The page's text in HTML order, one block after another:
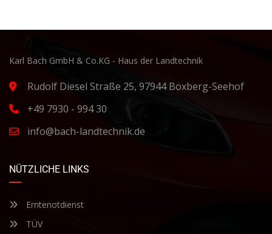
Karl Bach GmbH & Co.KG - Haus der Landtechnik
Rudolf Diesel Straße 25, 97944 Boxberg-Seehof
+49 7930 - 994 30
info@bach-landtechnik.de
NÜTZLICHE LINKS
Erntenotdienst
TÜV